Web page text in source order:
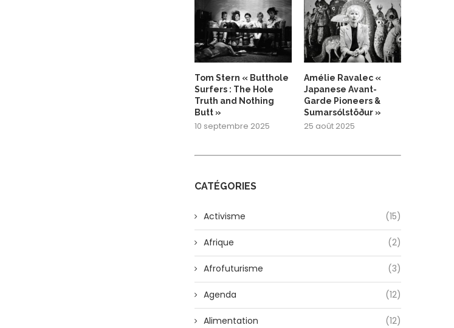
Tom Stern « Butthole
Surfers : The Hole
Truth and Nothing
Butt »
10 septembre 2025
Amélie Ravalec «
Japanese Avant-
Garde Pioneers &
Sumarsólstöður »
25 août 2025
CATÉGORIES
Activisme (15)
Afrique (2)
Afrofuturisme (3)
Agenda (12)
Alimentation (12)